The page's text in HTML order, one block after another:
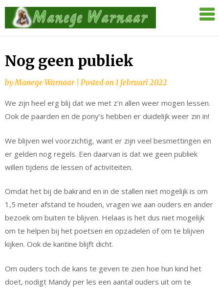
Skip
content
Manege
Nog geen publiek
byManege Warnaar Posted on1 februari 2022
We zijn heel erg blij dat we met z’n allen weer mogen lessen.
Ook de paarden en de pony’s hebben er duidelijk weer zin in!
We blijven wel voorzichtig, want er zijn veel besmettingen en
er gelden nog regels. Een daarvan is dat we geen publiek
willen tijdens de lessen of activiteiten.
Omdat het bij de bakrand en in de stallen niet mogelijk is om
1,5 meter afstand te houden, vragen we aan ouders en ander
bezoek om buiten te blijven. Helaas is het dus niet mogelijk
om te helpen bij het poetsen en opzadelen of om te blijven
kijken. Ook de kantine blijft dicht.
Om ouders toch de kans te geven te zien hoe hun kind het
doet, nodigt Mandy per les een aantal ouders uit om te